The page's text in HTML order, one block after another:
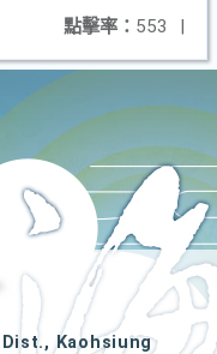
點擊率： 553 |
Kaohsiung